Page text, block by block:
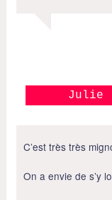
Julie
C’est très très
On a envie de s’y